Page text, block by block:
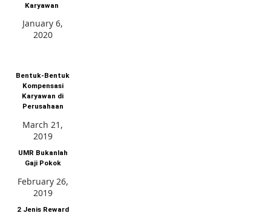
Karyawan
January 6,
2020
Bentuk-Bentuk
Kompensasi
Karyawan di
Perusahaan
March 21,
2019
UMR Bukanlah
Gaji Pokok
February 26,
2019
2 Jenis Reward